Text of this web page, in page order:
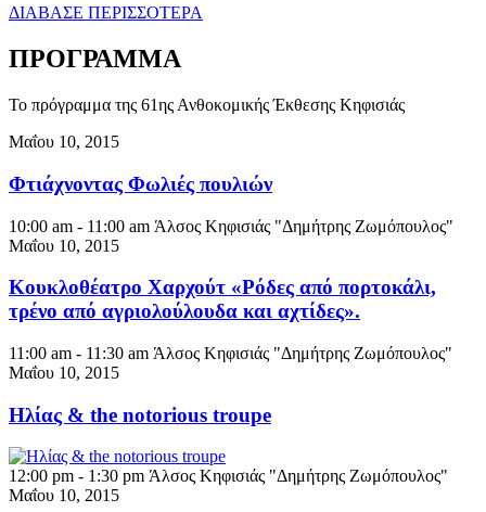
ΔΙΑΒΑΣΕ ΠΕΡΙΣΣΟΤΕΡΑ
ΠΡΟΓΡΑΜΜΑ
Το πρόγραμμα της 61ης Ανθοκομικής Έκθεσης Κηφισιάς
Μαΐου 10, 2015
Φτιάχνοντας Φωλιές πουλιών
10:00 am - 11:00 am Άλσος Κηφισιάς "Δημήτρης Ζωμόπουλος"
Μαΐου 10, 2015
Κουκλοθέατρο Χαρχούτ «Ρόδες από πορτοκάλι,
τρένο από αγριολούλουδα και αχτίδες».
11:00 am - 11:30 am Άλσος Κηφισιάς "Δημήτρης Ζωμόπουλος"
Μαΐου 10, 2015
Ηλίας & the notorious troupe
12:00 pm - 1:30 pm Άλσος Κηφισιάς "Δημήτρης Ζωμόπουλος"
Μαΐου 10, 2015